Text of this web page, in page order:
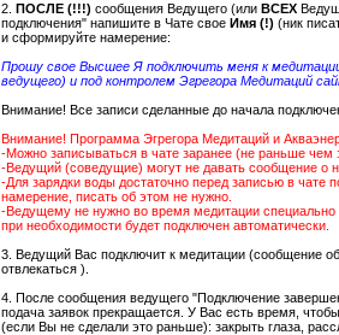
2. ПОСЛЕ (!!!) сообщения Ведущего (или ВСЕХ
подключения" напишите в Чате свое Имя (!) (ник
и сформируйте намерение:
Прошу свое Высшее Я подключить меня к
ведущего) и под контролем Эгрегора Медитаций
Внимание! Все записи сделанные до начала
Внимание! Программа Эгрегора Медитаций и
-Можно записываться в чате заранее (не раньше чем
-Ведущий (соведущие) могут не давать сообщение о
-Для зарядки воды достаточно перед записью в чате
намерение, писать об этом не нужно.
-Ведущему не нужно во время медитации специально
при необходимости будет подключен автоматически.
3. Ведущий Вас подключит к медитации (сообщение
отвлекаться ).
4. После сообщения ведущего "Подключение
подача заявок прекращается. У Вас есть время,
(если Вы не сделали это раньше): закрыть глаза,